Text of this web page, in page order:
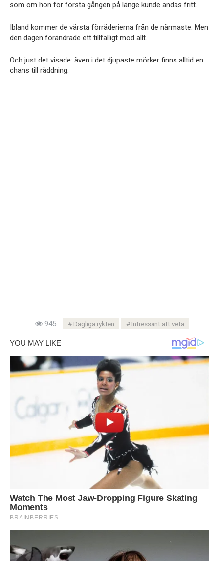
som om hon för första gången på länge kunde andas fritt.
Ibland kommer de värsta förräderierna från de närmaste. Men
den dagen förändrade ett tillfälligt mod allt.
Och just det visade: även i det djupaste mörker finns alltid en
chans till räddning.
945 Dagliga rykten Intressant att veta